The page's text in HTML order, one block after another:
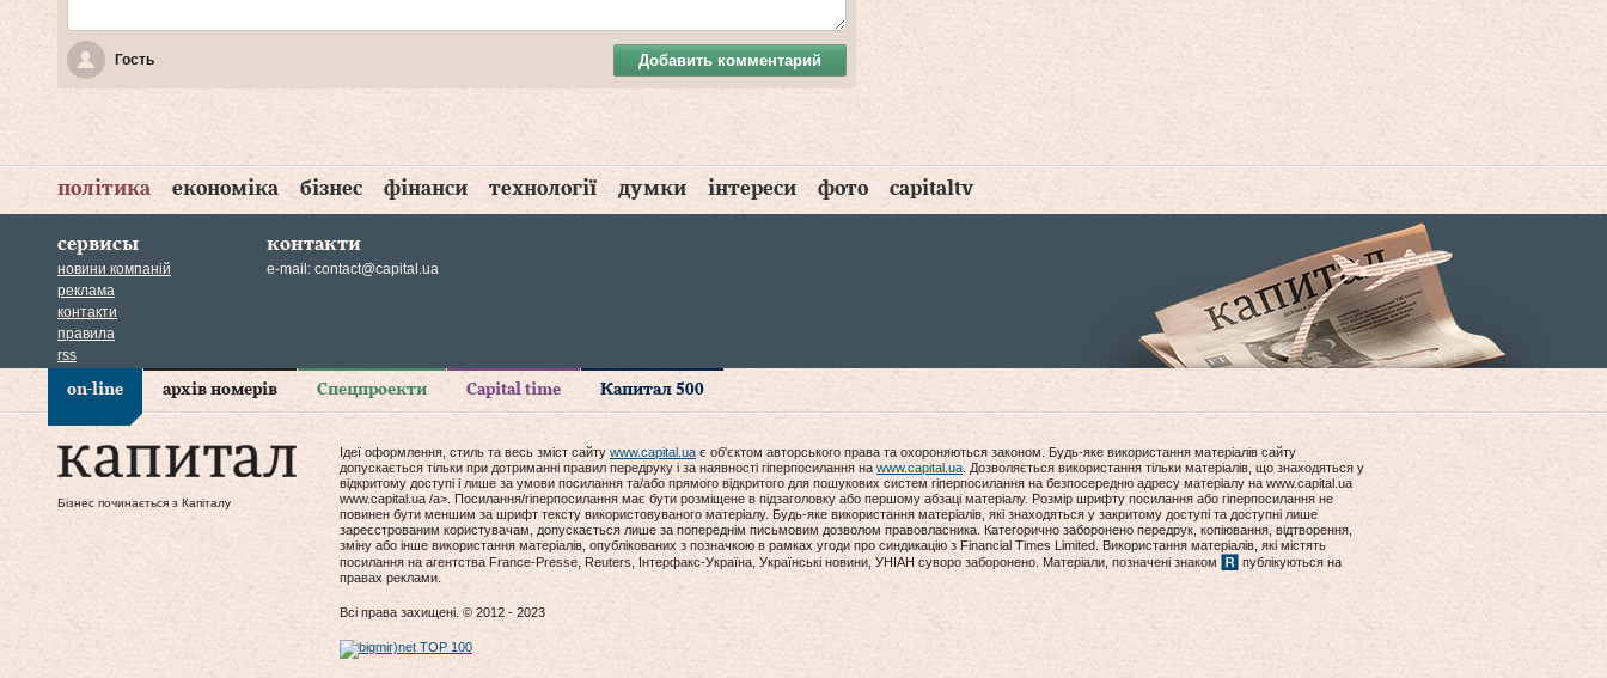
Гость Добавить комментарий
політика економіка бізнес фінанси технології думки інтереси фото capitaltv
сервисы
новини компаній
реклама
контакти
правила
rss
контакти
e-mail: contact@capital.ua
on-line архів номерів Спецпроекти Capital time Капитал 500
Бізнес починається з Капіталу
Ідеї оформлення, стиль та весь зміст сайту www.capital.ua є об'єктом авторського права та охороняються законом. Будь-яке використання матеріалів сайту
допускається тільки при дотриманні правил передруку і за наявності гіперпосилання на www.capital.ua . Дозволяється використання тільки матеріалів, що знаходяться у
відкритому доступі і лише за умови посилання та/або прямого відкритого для пошукових систем гіперпосилання на безпосередню адресу матеріалу на www.capital.ua
www.capital.ua /a>. Посилання/гіперпосилання має бути розміщене в підзаголовку або першому абзаці матеріалу. Розмір шрифту посилання або гіперпосилання не
повинен бути меншим за шрифт тексту використовуваного матеріалу. Будь-яке використання матеріалів, які знаходяться у закритому доступі та доступні лише
зареєстрованим користувачам, допускається лише за попереднім письмовим дозволом правовласника. Категорично заборонено передрук, копіювання, відтворення,
зміну або інше використання матеріалів, опублікованих з позначкою в рамках угоди про синдикацію з Financial Times Limited. Використання матеріалів, які містять
посилання на агентства France-Presse, Reuters, Інтерфакс-Україна, Українські новини, УНІАН суворо заборонено. Матеріали, позначені знаком
публікуються на
правах реклами.
Всі права захищені. © 2012 - 2023